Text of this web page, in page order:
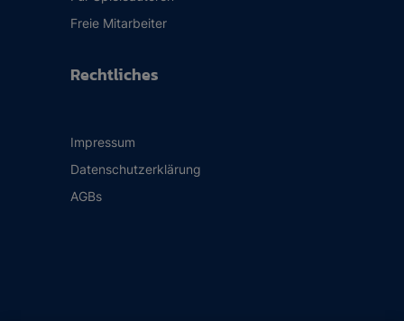
Freie Mitarbeiter
Rechtliches
Impressum
Datenschutzerklärung
AGBs